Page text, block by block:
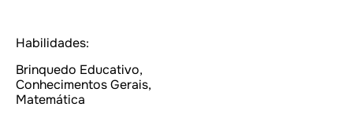
Habilidades:
Brinquedo Educativo,
Conhecimentos Gerais,
Matemática